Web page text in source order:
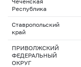
Республика
Ставропольский
край
ПРИВОЛЖСКИЙ
ФЕДЕРАЛЬНЫЙ
ОКРУГ